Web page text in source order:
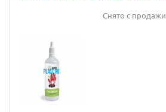
Снято с продажи